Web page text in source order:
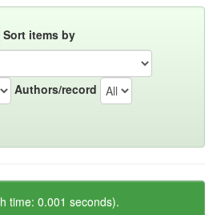
Sort items by
Authors/record
time: 0.001 seconds).